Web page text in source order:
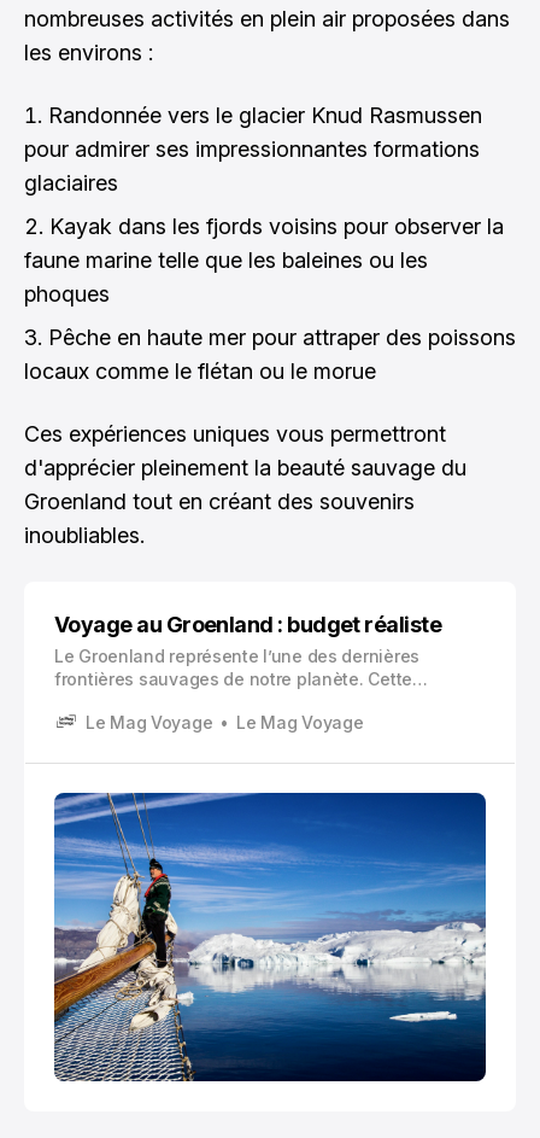
nombreuses activités en plein air proposées dans
les environs :
Randonnée vers le glacier Knud Rasmussen
pour admirer ses impressionnantes formations
glaciaires
Kayak dans les fjords voisins pour observer la
faune marine telle que les baleines ou les
phoques
Pêche en haute mer pour attraper des poissons
locaux comme le flétan ou le morue
Ces expériences uniques vous permettront
d'apprécier pleinement la beauté sauvage du
Groenland tout en créant des souvenirs
inoubliables.
Voyage au Groenland : budget réaliste
Le Groenland représente l’une des dernières
frontières sauvages de notre planète. Cette
calotte glaciaire, offre des paysages d’une beauté
Le Mag Voyage Le Mag Voyage